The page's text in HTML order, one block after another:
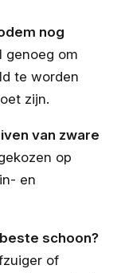
nog
genoeg om
te worden
zijn.
van zware
op
en
schoon?
of